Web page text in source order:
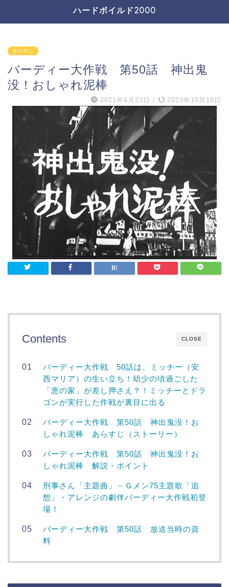
ハードボイルド2000
あらすじ
バーディー大作戦 第50話 神出鬼
没！おしゃれ泥棒
2021年4月23日 / 2023年10月18日
CLOSE
Contents
バーディー大作戦 50話は、ミッチー（安
西マリア）の生い立ち！幼少の頃過ごした
「恵の家」が差し押さえ？！ミッチーとドラ
ゴンが実行した作戦が裏目に出る
バーディー大作戦 第50話 神出鬼没！お
しゃれ泥棒 あらすじ（ストーリー）
バーディー大作戦 第50話 神出鬼没！お
しゃれ泥棒 解説・ポイント
刑事さん「主題曲」－Ｇメン75主題歌「追
想」・アレンジの劇伴バーディー大作戦初登
場！
バーディー大作戦 第50話 放送当時の資
料